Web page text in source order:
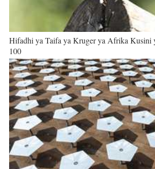
Hifadhi ya Taifa ya Kruger ya Afrika Kusini
100